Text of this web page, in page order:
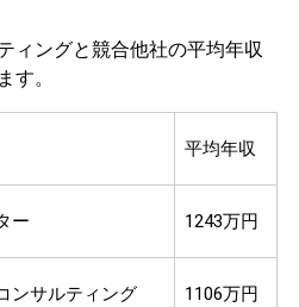
ィングと競合他社の平均年収
す。
平均年収
ー 1243万円
ンサルティング 1106万円